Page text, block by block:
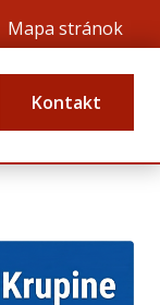
Mapa stránok
Kontakt